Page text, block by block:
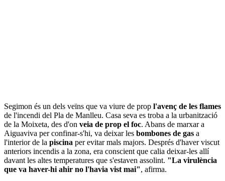
Segimon és un dels veïns que va viure de prop l'avenç de les flames
de l'incendi del Pla de Manlleu. Casa seva es troba a la urbanització
de la Moixeta, des d'on veia de prop el foc. Abans de marxar a
Aiguaviva per confinar-s'hi, va deixar les bombones de gas a
l'interior de la piscina per evitar mals majors. Després d'haver viscut
anteriors incendis a la zona, era conscient que calia deixar-les allí
davant les altes temperatures que s'estaven assolint. "La virulència
que va haver-hi ahir no l'havia vist mai", afirma.